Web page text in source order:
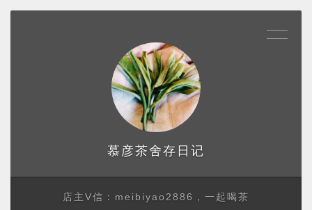
慕彦茶舍存日记
店主V信：meibiyao2886，一起喝茶